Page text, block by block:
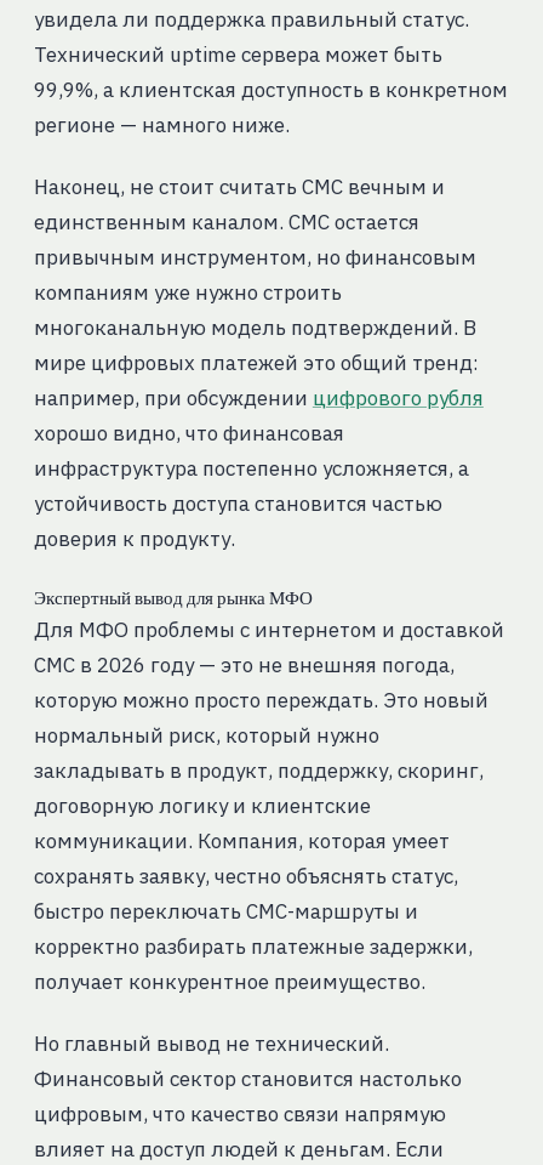
увидела ли поддержка правильный статус.
Технический uptime сервера может быть
99,9%, а клиентская доступность в конкретном
регионе — намного ниже.
Наконец, не стоит считать СМС вечным и
единственным каналом. СМС остается
привычным инструментом, но финансовым
компаниям уже нужно строить
многоканальную модель подтверждений. В
мире цифровых платежей это общий тренд:
например, при обсуждении цифрового рубля
хорошо видно, что финансовая
инфраструктура постепенно усложняется, а
устойчивость доступа становится частью
доверия к продукту.
Экспертный вывод для рынка МФО
Для МФО проблемы с интернетом и доставкой
СМС в 2026 году — это не внешняя погода,
которую можно просто переждать. Это новый
нормальный риск, который нужно
закладывать в продукт, поддержку, скоринг,
договорную логику и клиентские
коммуникации. Компания, которая умеет
сохранять заявку, честно объяснять статус,
быстро переключать СМС-маршруты и
корректно разбирать платежные задержки,
получает конкурентное преимущество.
Но главный вывод не технический.
Финансовый сектор становится настолько
цифровым, что качество связи напрямую
влияет на доступ людей к деньгам. Если